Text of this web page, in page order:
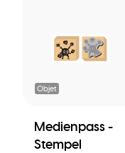
Objet
Medienpass -
Stempel